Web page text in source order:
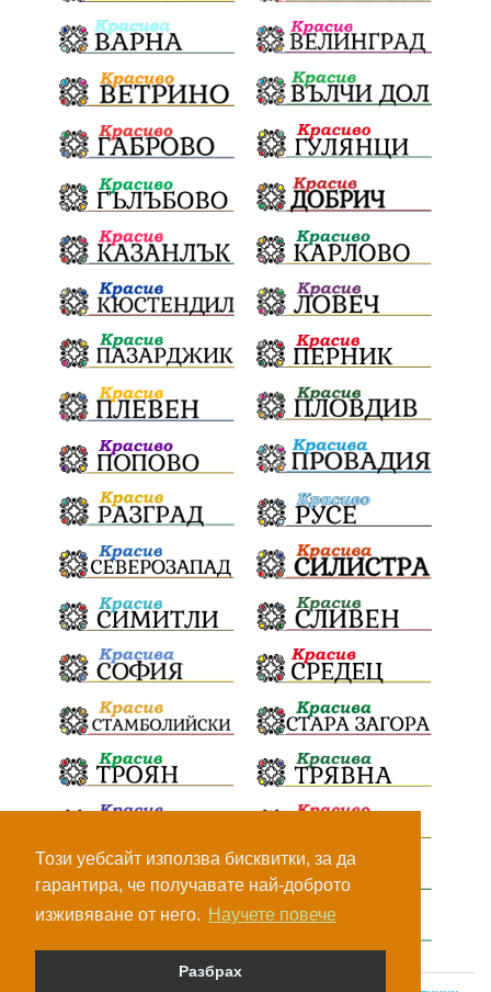
Този уебсайт използва бисквитки, за да
гарантира, че получавате най-доброто
изживяване от него. Научете повече
Разбрах